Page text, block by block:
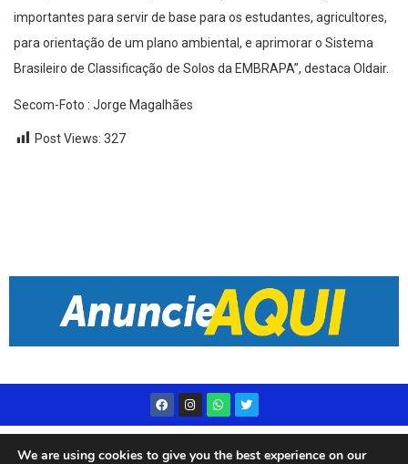
importantes para servir de base para os estudantes, agricultores,
para orientação de um plano ambiental, e aprimorar o Sistema
Brasileiro de Classificação de Solos da EMBRAPA”, destaca Oldair.
Secom-Foto : Jorge Magalhães
Post Views: 327
We are using cookies to give you the best experience on our